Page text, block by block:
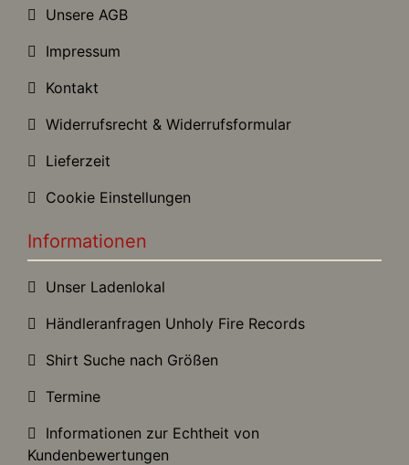
Unsere AGB
Impressum
Kontakt
Widerrufsrecht & Widerrufsformular
Lieferzeit
Cookie Einstellungen
Informationen
Unser Ladenlokal
Händleranfragen Unholy Fire Records
Shirt Suche nach Größen
Termine
Informationen zur Echtheit von
Kundenbewertungen